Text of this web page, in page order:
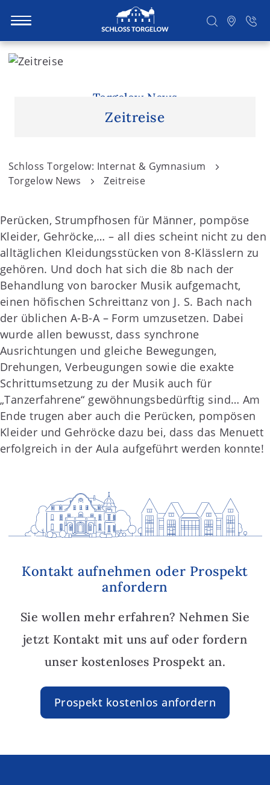
S
n
t
Torgelow News
Zeitreise
Schloss Torgelow: Internat & Gymnasium
Torgelow News
Zeitreise
Perücken, Strumpfhosen für Männer, pompöse
Kleider, Gehröcke,… – all dies scheint nicht zu den
alltäglichen Kleidungsstücken von 8-Klässlern zu
gehören. Und doch hat sich die 8b nach der
Behandlung von barocker Musik aufgemacht,
einen höfischen Schreittanz von J. S. Bach nach
der üblichen A-B-A – Form umzusetzen. Dabei
wurde allen bewusst, dass synchrone
Ausrichtungen und gleiche Bewegungen,
Drehungen, Verbeugungen sowie die exakte
Schrittumsetzung zu der Musik auch für
„Tanzerfahrene“ gewöhnungsbedürftig sind… Am
Ende trugen aber auch die Perücken, pompösen
Kleider und Gehröcke dazu bei, dass das Menuett
erfolgreich in der Aula aufgeführt werden konnte!
Kontakt aufnehmen oder Prospekt
anfordern
Sie wollen mehr erfahren? Nehmen Sie
jetzt Kontakt mit uns auf oder fordern
unser kostenloses Prospekt an.
Prospekt kostenlos anfordern